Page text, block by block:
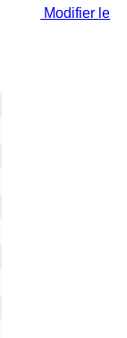
Modifier le